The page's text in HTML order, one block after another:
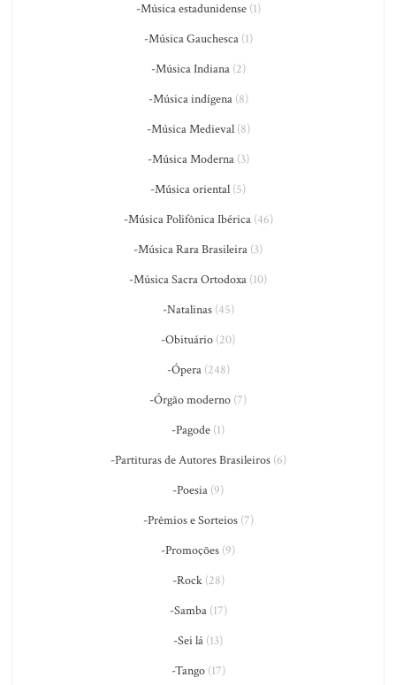
-Música estadunidense(1)
-Música Gauchesca(1)
-Música Indiana(2)
-Música indígena(8)
-Música Medieval(8)
-Música Moderna(3)
-Música oriental (5)
-Música Polifônica Ibérica(46)
-Música Rara Brasileira (3)
-Música Sacra Ortodoxa (10)
-Natalinas(45)
-Obituário (20)
-Ópera(248)
-Órgão moderno (7)
-Pagode (1)
-Partituras de Autores Brasileiros(6)
-Poesia (9)
-Prêmios e Sorteios(7)
-Promoções (9)
-Rock(28)
-Samba(17)
-Sei lá (13)
-Tango(17)